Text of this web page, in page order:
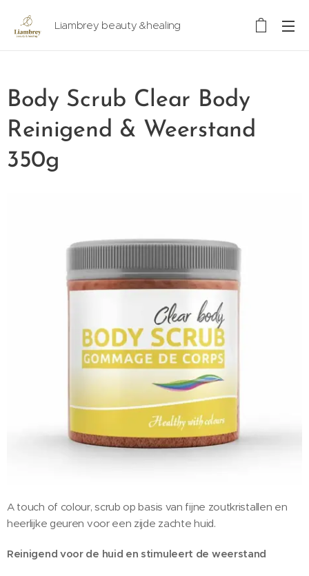
Liambrey beauty &healing
Body Scrub Clear Body
Reinigend & Weerstand
350g
A touch of colour, scrub op basis van fijne zoutkristallen en
heerlijke geuren voor een zijde zachte huid.
Reinigend voor de huid en stimuleert de weerstand